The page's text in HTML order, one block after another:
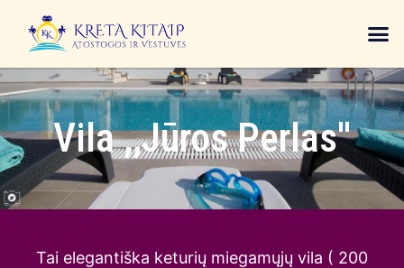
Vila ,,Jūros Perlas''
Tai elegantiška keturių miegamųjų vila ( 200